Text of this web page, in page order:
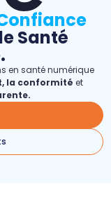
Santé
en santé numérique
la conformité et